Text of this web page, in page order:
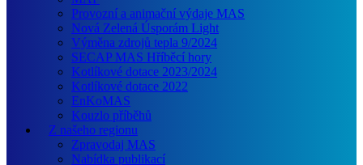
Provozní a animační výdaje MAS
Nová Zelená Úsporám Light
Výměna zdrojů tepla 9/2024
SECAP MAS Hříběcí hory
Kotlíkové dotace 2023/2024
Kotlíkové dotace 2022
EnKoMAS
Kouzlo příběhů
Z našeho regionu
Zpravodaj MAS
Nabídka publikací